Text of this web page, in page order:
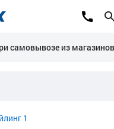
самовывозе из магазинов
1